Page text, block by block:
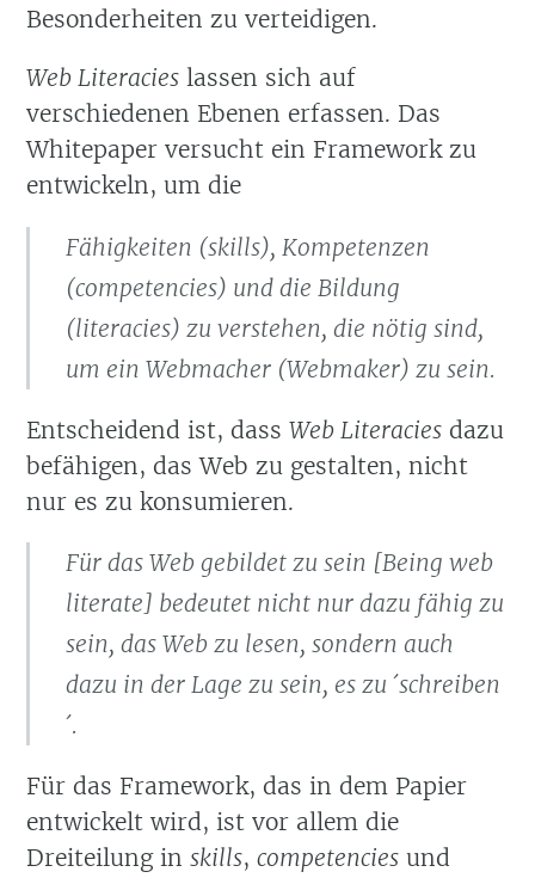
Besonderheiten zu verteidigen.
Web Literacies lassen sich auf
verschiedenen Ebenen erfassen. Das
Whitepaper versucht ein Framework zu
entwickeln, um die
Fähigkeiten (skills), Kompetenzen
(competencies) und die Bildung
(literacies) zu verstehen, die nötig sind,
um ein Webmacher (Webmaker) zu sein.
Entscheidend ist, dassWeb Literacies dazu
befähigen, das Web zu gestalten, nicht
nur es zu konsumieren.
Für das Web gebildet zu sein [Being web
literate] bedeutet nicht nur dazu fähig zu
sein, das Web zu lesen, sondern auch
dazu in der Lage zu sein, es zu ´schreiben
´.
Für das Framework, das in dem Papier
entwickelt wird, ist vor allem die
Dreiteilung inskills,competencies und